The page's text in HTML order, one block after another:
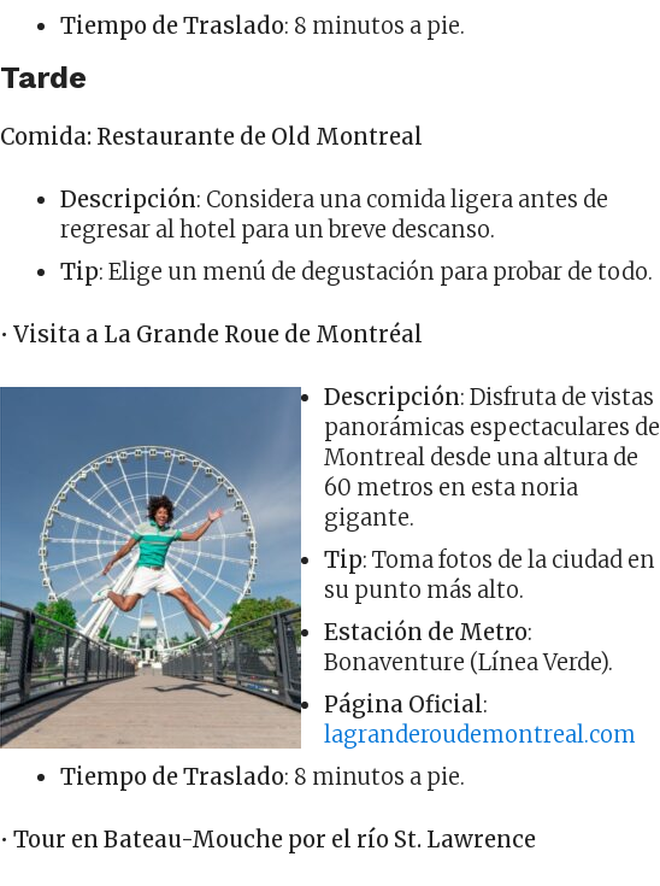
Tiempo de Traslado: 8 minutos a pie.
Tarde
Comida: Restaurante de Old Montreal
Descripción: Considera una comida ligera antes de
regresar al hotel para un breve descanso.
Tip: Elige un menú de degustación para probar de todo.
•Visita a La Grande Roue de Montréal
Descripción: Disfruta de vistas
panorámicas espectaculares de
Montreal desde una altura de
60 metros en esta noria
gigante.
Tip: Toma fotos de la ciudad en
su punto más alto.
Estación de Metro:
Bonaventure (Línea Verde).
Página Oficial:
lagranderoudemontreal.com
Tiempo de Traslado: 8 minutos a pie.
•Tour en Bateau-Mouche por el río St. Lawrence